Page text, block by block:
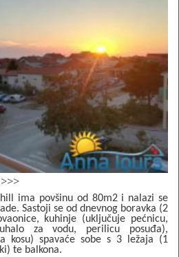
>>>
ima povšinu od 80m2 i nalazi se
Sastoji se od dnevnog boravka (2
kuhinje (uključuje pećnicu,
za vodu, perilicu posuđa),
kosu) spavaće sobe s 3 ležaja (1
te balkona.